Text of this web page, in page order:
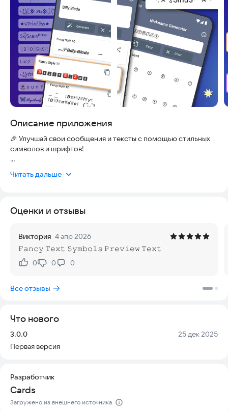
Описание приложения
🎉 Улучшай свои сообщения и тексты с помощью стильных
символов и шрифтов!
приложением «Символы и шрифты для телефона». Добавляй
одним касанием. Приложение безопасно, работает быстро и
⚡ Укрась текст и сообщения крутыми шрифтами и
символами! 😎 Хотите, чтобы ваши посты выделялись в
символами — идеальный инструмент для самовыражения.
приложении
Вас ждет огромная библиотека символов: от звездочек и
блесток до уникальных рамок и линий-разделителей.
Создавайте настоящие арт-сообщения, подчеркивая свой
🎨✨ Примеры оформления:
・❥・ ╰┈➤ ˗ˏˋ♡ˎˊ˗ ⋆｡°✩ ☄ ⋆₊˚ ✎ ೃ⁀➷ 彡 ꕥ ˚₊· ➳❥ ⋆.ೃ࿔*:･ 💬
Читать дальше
Оценки и отзывы
Виктория 4 апр 2026
𝙵𝚊𝚗𝚌𝚢 𝚃𝚎𝚡𝚝 𝚂𝚢𝚖𝚋𝚘𝚕𝚜 𝙿𝚛𝚎𝚟𝚒𝚎𝚠 𝚃𝚎𝚡𝚝
Нравится:
0Не нравится:
0 0
Все отзывы
Что нового
Версия:
3.0.0 Дата:
25 дек 2025
Первая версия
Разработчик
Cards
Загружено из внешнего источника